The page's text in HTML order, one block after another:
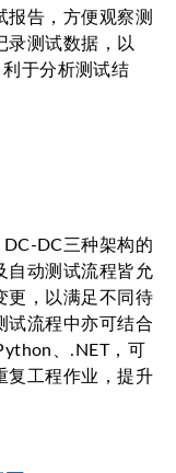
报告，方便观察测
录测试数据，以
于分析测试结
DC三种架构的
自动测试流程皆允
更，以满足不同待
试流程中亦可结合
、.NET，可
复工程作业，提升